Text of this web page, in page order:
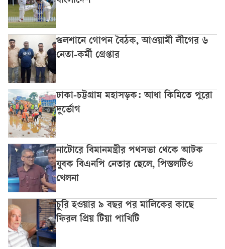
গুলশানে গোপন বৈঠক, আওয়ামী লীগের ৬
নেতা-কর্মী গ্রেপ্তার
ঢাকা-চট্টগ্রাম মহাসড়ক: আধা কিমিতে পুরো
দুর্ভোগ
নাটোরে বিমানমন্ত্রীর পথসভা থেকে আটক
যুবক বিএনপি নেতার ছেলে, পিস্তলটিও
খেলনা
চুরি হওয়ার ৯ বছর পর মালিকের কাছে
ফিরল প্রিয় টিয়া পাখিটি